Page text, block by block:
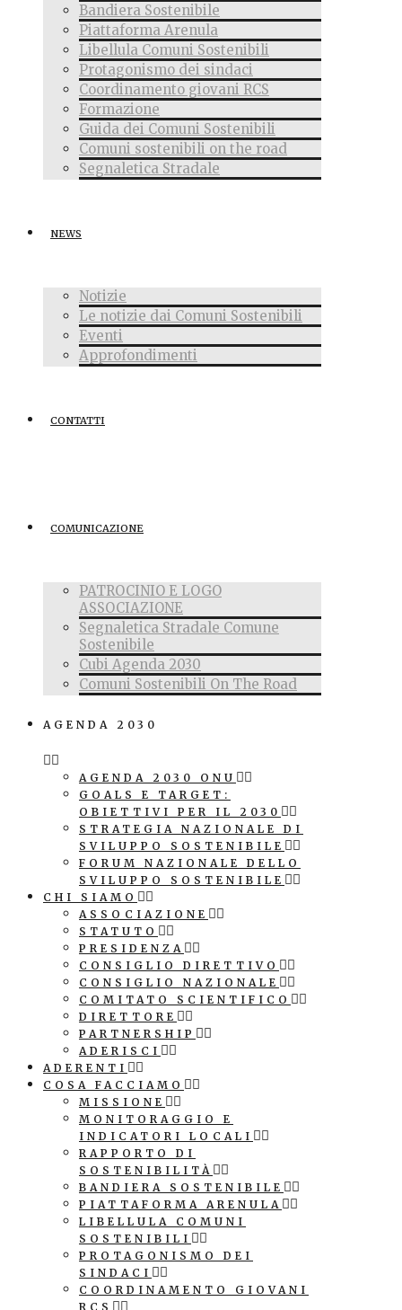
Bandiera Sostenibile
Piattaforma Arenula
Libellula Comuni Sostenibili
Protagonismo dei sindaci
Coordinamento giovani RCS
Formazione
Guida dei Comuni Sostenibili
Comuni sostenibili on the road
Segnaletica Stradale
NEWS
Notizie
Le notizie dai Comuni Sostenibili
Eventi
Approfondimenti
CONTATTI
COMUNICAZIONE
PATROCINIO E LOGO
ASSOCIAZIONE
Segnaletica Stradale Comune
Sostenibile
Cubi Agenda 2030
Comuni Sostenibili On The Road
AGENDA 2030
AGENDA 2030 ONU
GOALS E TARGET:
OBIETTIVI PER IL 2030
STRATEGIA NAZIONALE DI
SVILUPPO SOSTENIBILE
FORUM NAZIONALE DELLO
SVILUPPO SOSTENIBILE
CHI SIAMO
ASSOCIAZIONE
STATUTO
PRESIDENZA
CONSIGLIO DIRETTIVO
CONSIGLIO NAZIONALE
COMITATO SCIENTIFICO
DIRETTORE
PARTNERSHIP
ADERISCI
ADERENTI
COSA FACCIAMO
MISSIONE
MONITORAGGIO E
INDICATORI LOCALI
RAPPORTO DI
SOSTENIBILITÀ
BANDIERA SOSTENIBILE
PIATTAFORMA ARENULA
LIBELLULA COMUNI
SOSTENIBILI
PROTAGONISMO DEI
SINDACI
COORDINAMENTO GIOVANI
RCS